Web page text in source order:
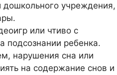
учреждения,
или чтиво с
ребенка.
нарушения сна или
на содержание снов и